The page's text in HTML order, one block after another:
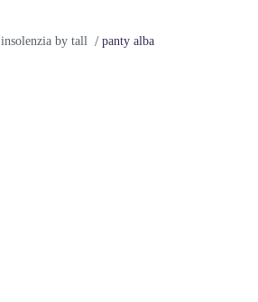
insolenzia by tall panty alba